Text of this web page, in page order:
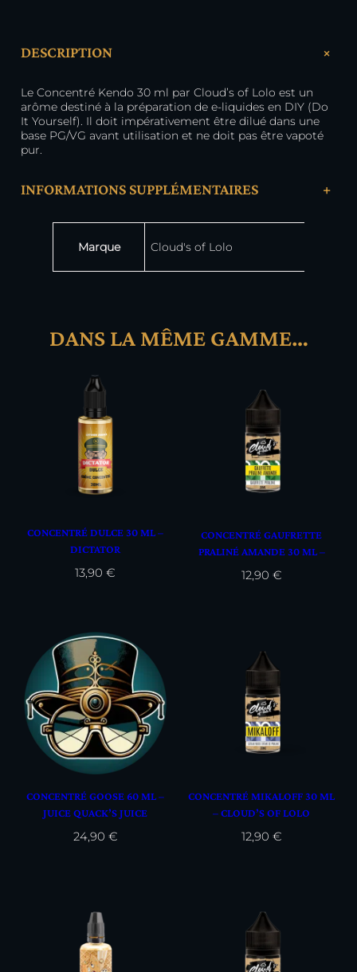
DESCRIPTION +
Le Concentré Kendo 30 ml par Cloud’s of Lolo est un
arôme destiné à la préparation de e-liquides en DIY (Do
It Yourself). Il doit impérativement être dilué dans une
base PG/VG avant utilisation et ne doit pas être vapoté
pur.
INFORMATIONS SUPPLÉMENTAIRES +
Marque
Cloud's of Lolo
DANS LA MÊME GAMME…
CONCENTRÉ DULCE 30 ML –
DICTATOR
13,90€
CONCENTRÉ GAUFRETTE
PRALINÉ AMANDE 30 ML –
CLOUD’S OF LOLO
12,90 €
CONCENTRÉ GOOSE 60 ML –
JUICE QUACK’S JUICE
FACTORY
24,90 €
CONCENTRÉ MIKALOFF 30 ML
– CLOUD’S OF LOLO
12,90 €